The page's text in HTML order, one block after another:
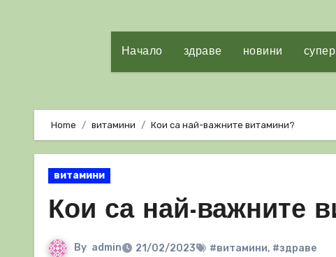
Начало здраве новини
Home витамини Кои са най-важните витамини?
витамини
Кои са най-важните
By admin 21/02/2023 #витамини, #здраве